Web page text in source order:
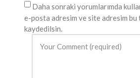
Daha sonraki yorumlarımda
e-posta adresim ve site adresim bu
kaydedilsin.